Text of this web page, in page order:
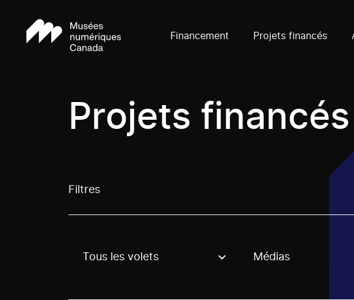
Financement Projets financés
Projets financés
Filtres
Use these options to filter projects by topic, stream or
Tous les volets Médias